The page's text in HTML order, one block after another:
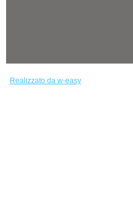
Realizzato da w-easy